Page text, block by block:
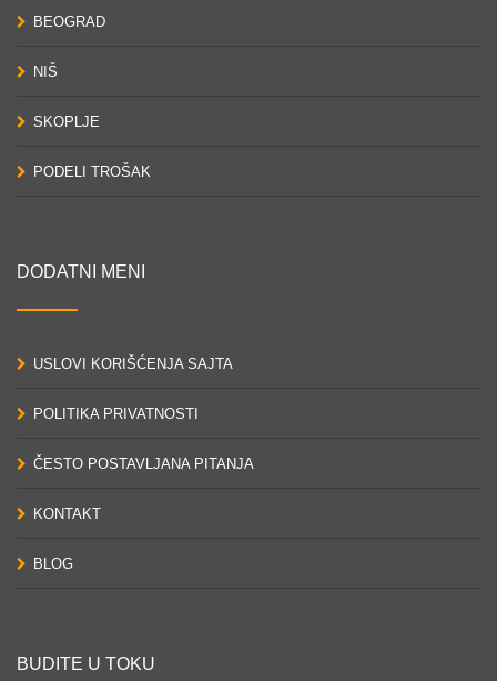
BEOGRAD
NIŠ
SKOPLJE
PODELI TROŠAK
DODATNI MENI
USLOVI KORIŠĆENJA SAJTA
POLITIKA PRIVATNOSTI
ČESTO POSTAVLJANA PITANJA
KONTAKT
BLOG
BUDITE U TOKU